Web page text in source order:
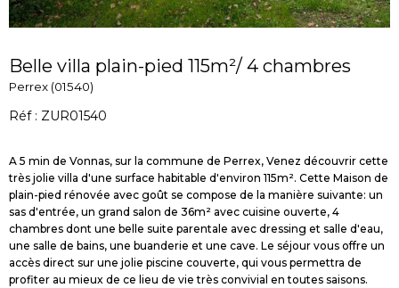
Belle villa plain-pied 115m²/ 4 chambres
Perrex (01540)
Réf : ZUR01540
A 5 min de Vonnas, sur la commune de Perrex, Venez découvrir cette
très jolie villa d'une surface habitable d'environ 115m². Cette Maison de
plain-pied rénovée avec goût se compose de la manière suivante: un
sas d'entrée, un grand salon de 36m² avec cuisine ouverte, 4
chambres dont une belle suite parentale avec dressing et salle d'eau,
une salle de bains, une buanderie et une cave. Le séjour vous offre un
accès direct sur une jolie piscine couverte, qui vous permettra de
profiter au mieux de ce lieu de vie très convivial en toutes saisons.